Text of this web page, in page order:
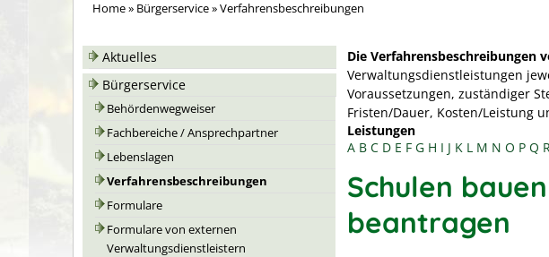
Home» Bürgerservice»Verfahrensbeschreibungen
Aktuelles
Bürgerservice
Behördenwegweiser
Fachbereiche / Ansprechpartner
Lebenslagen
Verfahrensbeschreibungen
Formulare
Formulare von externen
Verwaltungsdienstleistern
Die Verfahrensbeschreibungen
Verwaltungsdienstleistungen
Voraussetzungen, zuständiger
Fristen/Dauer, Kosten/Leistung
Leistungen
A B C D E F G H I J K L M N O P Q
Schulen
beantragen